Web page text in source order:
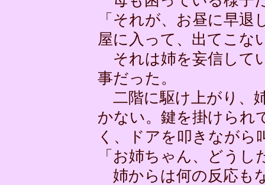
「それが、お昼に早
屋に入って、出てこな
それは姉を妄信して
事だった。
二階に駆け上がり、
かない。鍵を掛けられ
く、ドアを叩きながら
「お姉ちゃん、どう
姉からは何の反応も